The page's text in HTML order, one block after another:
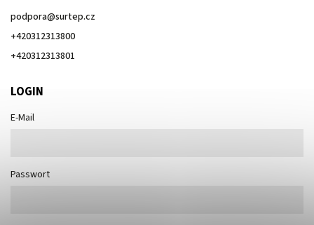
podpora@surtep.cz
+420312313800
+420312313801
LOGIN
E-Mail
Passwort